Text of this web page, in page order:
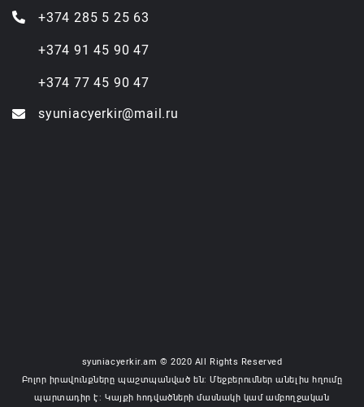
+374 285 5 25 63
+374 91 45 90 47
+374 77 45 90 47
syuniacyerkir@mail.ru
syuniacyerkir.am © 2020 All Rights Reserved
Բոլոր իրավունքները պաշտպանված են: Մեջբերումներ անելիս հղումը
պարտադիր է: Կայքի հոդվածների մասնակի կամ ամբողջական